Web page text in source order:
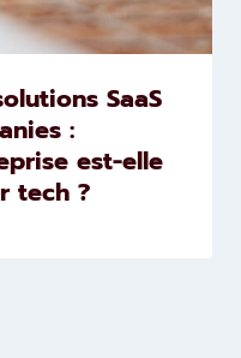
SaaS
:
est-elle
tech ?